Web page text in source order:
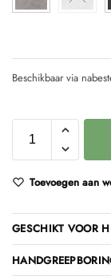
Beschikbaar via
Toevoegen aan
GESCHIKT VOOR